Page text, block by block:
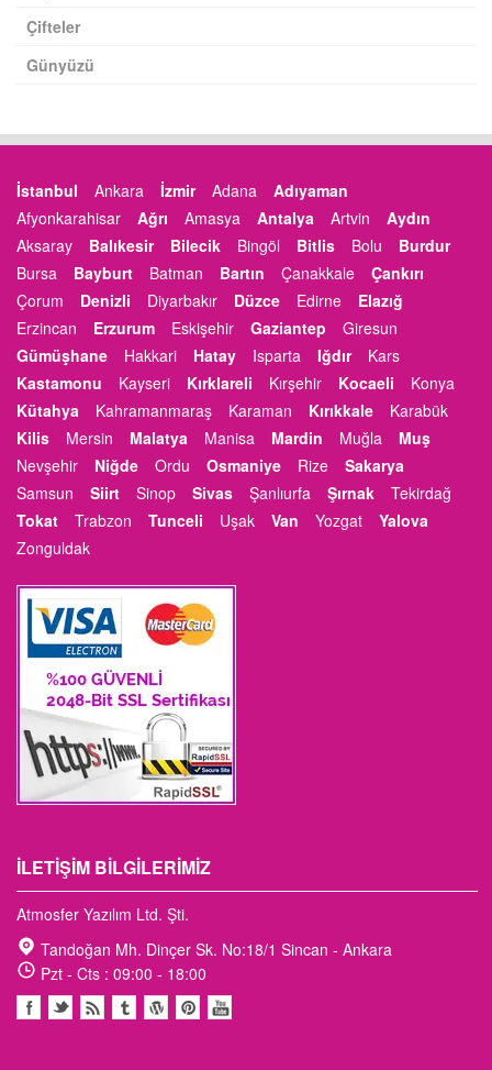
Çifteler
Günyüzü
İstanbul Ankara İzmir Adana
Adıyaman
Afyonkarahisar
Ağrı Amasya Antalya Artvin
Aydın
Aksaray
Balıkesir Bilecik Bingöl Bitlis Bolu
Burdur
Bursa
Bayburt Batman Bartın Çanakkale
Çankırı
Çorum
Denizli Diyarbakır Düzce Edirne
Elazığ
Erzincan
Erzurum Eskişehir Gaziantep
Giresun
Gümüşhane
Hakkari Hatay Isparta Iğdır
Kars
Kastamonu
Kayseri Kırklareli Kırşehir Kocaeli
Konya
Kütahya
Kahramanmaraş Karaman Kırıkkale
Karabük
Kilis
Mersin Malatya Manisa Mardin Muğla
Muş
Nevşehir
Niğde Ordu Osmaniye Rize
Sakarya
Samsun
Siirt Sinop Sivas Şanlıurfa Şırnak
Tekirdağ
Tokat
Trabzon Tunceli Uşak Van Yozgat
Yalova
Zonguldak
İLETIŞIM BILGILERIMIZ
Atmosfer Yazılım Ltd. Şti.
Tandoğan Mh. Dinçer Sk. No:18/1 Sincan - Ankara
Pzt - Cts : 09:00 - 18:00